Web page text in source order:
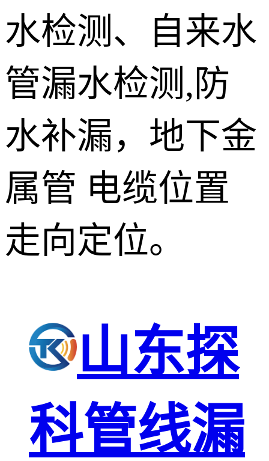
水检测、自来水
管漏水检测,防
水补漏，地下金
属管 电缆位置
走向定位。
山东探
科管线漏